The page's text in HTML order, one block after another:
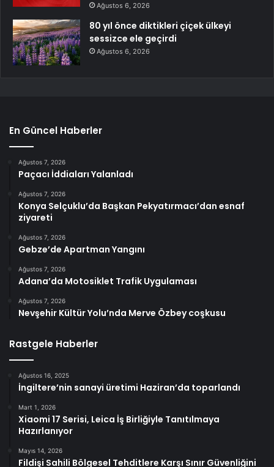
Ağustos 6, 2026
80 yıl önce diktikleri çiçek ülkeyi
sessizce ele geçirdi
Ağustos 6, 2026
En Güncel Haberler
Ağustos 7, 2026
Paçacı İddiaları Yalanladı
Ağustos 7, 2026
Konya Selçuklu’da Başkan Pekyatırmacı’dan esnaf
ziyareti
Ağustos 7, 2026
Gebze’de Apartman Yangını
Ağustos 7, 2026
Adana’da Motosiklet Trafik Uygulaması
Ağustos 7, 2026
Nevşehir Kültür Yolu’nda Merve Özbey coşkusu
Rastgele Haberler
Ağustos 16, 2025
İngiltere’nin sanayi üretimi Haziran’da toparlandı
Mart 1, 2026
Xiaomi 17 Serisi, Leica İş Birliğiyle Tanıtılmaya
Hazırlanıyor
Mayıs 14, 2026
Fildişi Sahili Bölgesel Tehditlere Karşı Sınır Güvenliğini